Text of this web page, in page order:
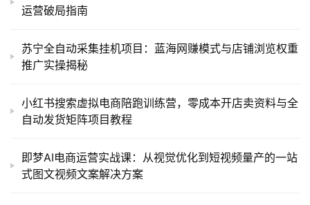
运营破局指南
苏宁全自动采集挂机项目：蓝海网赚模式与店铺浏览权重
推广实操揭秘
小红书搜索虚拟电商陪跑训练营，零成本开店卖资料与全
自动发货矩阵项目教程
即梦AI电商运营实战课：从视觉优化到短视频量产的一站
式图文视频文案解决方案